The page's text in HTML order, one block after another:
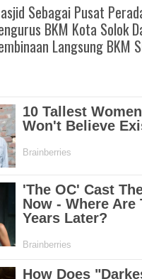
Sebagai Pusat
BKM Kota Solok
Langsung BKM